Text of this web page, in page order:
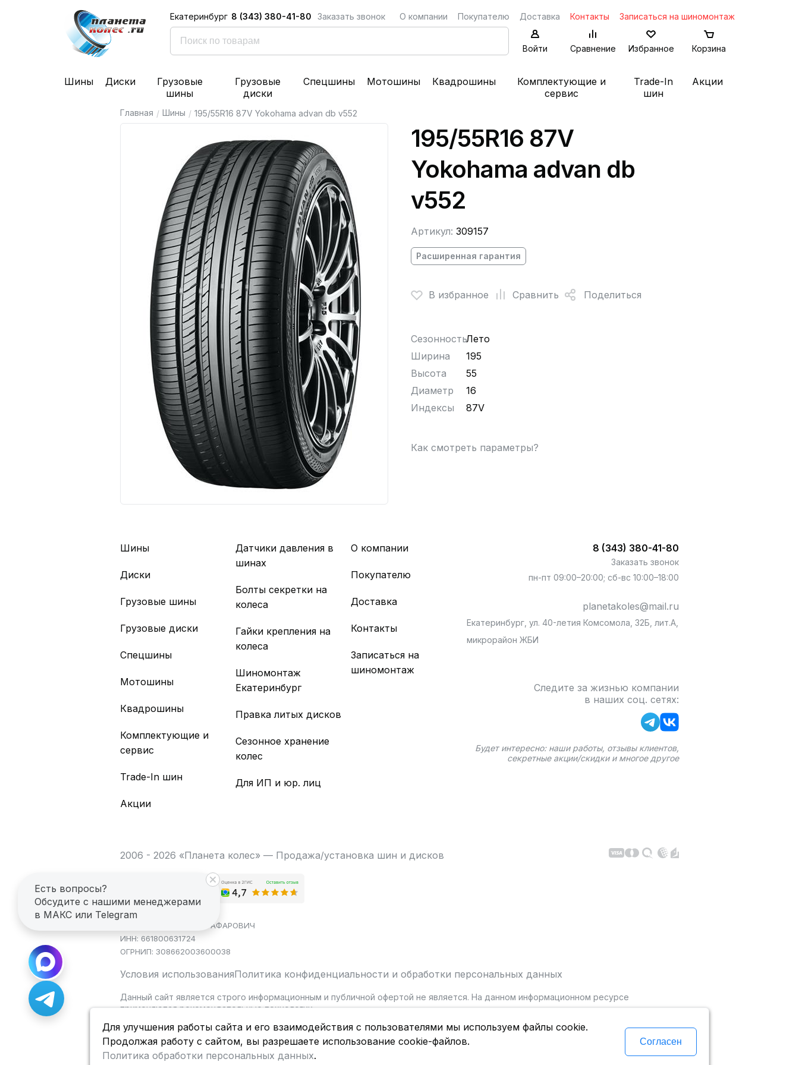
Екатеринбург 8 (343) 380-41-80 Заказать звонок О компании Покупателю Доставка Контакты Записаться на шиномонтаж
Войти Сравнение Избранное Корзина
Шины Диски
Грузовые
шины
Грузовые
диски
Спецшины Мотошины Квадрошины
Комплектующие и
сервис
Trade-In
шин
Акции
Главная / Шины / 195/55R16 87V Yokohama advan db v552
195/55R16 87V
Yokohama advan db
v552
Артикул: 309157
Расширенная гарантия
В избранное Сравнить Поделиться
СезонностьЛето
Ширина
195
Высота
55
Диаметр
16
Индексы
87V
Как смотреть параметры?
Шины
Диски
Грузовые шины
Грузовые диски
Спецшины
Мотошины
Квадрошины
Комплектующие и
сервис
Trade-In шин
Акции
Датчики давления в
шинах
Болты секретки на
колеса
Гайки крепления на
колеса
Шиномонтаж
Екатеринбург
Правка литых дисков
Сезонное хранение
колес
Для ИП и юр. лиц
О компании
Покупателю
Доставка
Контакты
Записаться на
шиномонтаж
8 (343) 380-41-80
Заказать звонок
пн-пт 09:00–20:00; сб-вс 10:00–18:00
planetakoles@mail.ru
Екатеринбург, ул. 40-летия Комсомола, 32Б, лит.А,
микрорайон ЖБИ
Следите за жизнью компании
в наших соц. сетях:
Будет интересно: наши работы, отзывы клиентов,
секретные акции/скидки и многое другое
2006 - 2026 «Планета колес» — Продажа/установка шин и дисков
ИП САГДЕЕВ ДИНАР ЯГАФАРОВИЧ
ИНН: 661800631724
ОГРНИП: 308662003600038
Условия использованияПолитика конфиденциальности и обработки персональных данных
Данный сайт является строго информационным и публичной офертой не является. На данном информационном ресурсе
применяются рекомендательные технологии.
Есть вопросы?
Обсудите с нашими менеджерами
в МАКС или Telegram
Для улучшения работы сайта и его взаимодействия с пользователями мы используем файлы cookie.
Продолжая работу с сайтом, вы разрешаете использование cookie-файлов.
Политика обработки персональных данных.
Согласен